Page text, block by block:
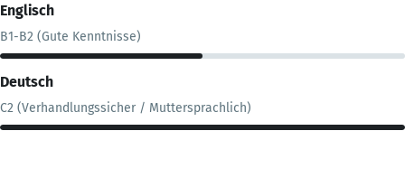
Englisch
B1-B2 (Gute Kenntnisse)
Deutsch
C2 (Verhandlungssicher / Muttersprachlich)